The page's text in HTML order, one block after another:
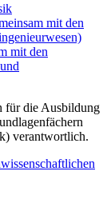
mit den
mit den
für die Ausbildung
verantwortlich.